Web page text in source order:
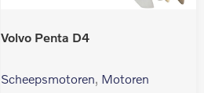
Volvo Penta D4
Scheepsmotoren, Motoren